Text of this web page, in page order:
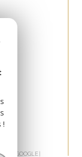
BY GOOGLE |
!